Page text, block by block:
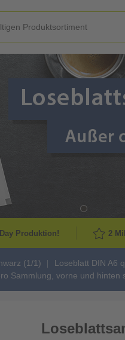
Produktion! 2
(1/1)
Loseblatt DIN A6
Sammlung, vorne und hinten